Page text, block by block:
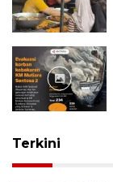
Terkini